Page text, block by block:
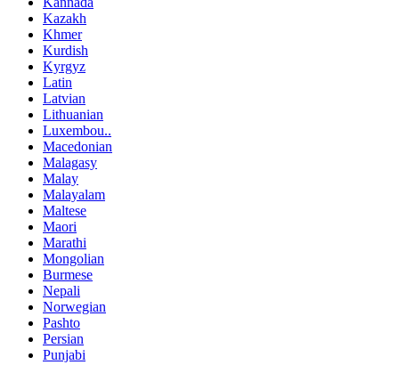
Kazakh
Khmer
Kurdish
Kyrgyz
Latin
Latvian
Lithuanian
Luxembou..
Macedonian
Malagasy
Malay
Malayalam
Maltese
Maori
Marathi
Mongolian
Burmese
Nepali
Norwegian
Pashto
Persian
Punjabi